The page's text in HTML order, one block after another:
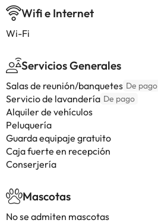
Wifi e Internet
Wi-Fi
Servicios Generales
Salas de reunión/banquetes De pago
Servicio de lavandería De pago
Alquiler de vehículos
Peluquería
Guarda equipaje gratuito
Caja fuerte en recepción
Conserjería
Mascotas
No se admiten mascotas